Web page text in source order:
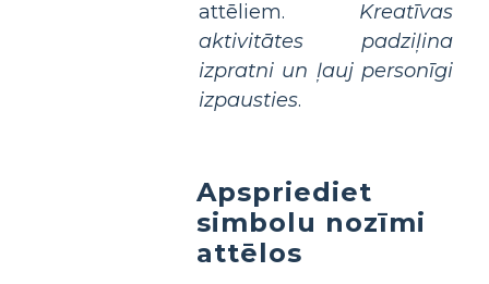
attēliem. Kreatīvas
aktivitātes padziļina
izpratni un ļauj personīgi
izpausties.
Apspriediet
simbolu nozīmi
attēlos